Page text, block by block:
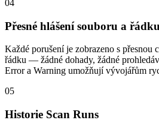
04
Přesné hlášení souboru a řádku
Každé porušení je zobrazeno s přesnou
řádku — žádné dohady, žádné
Error a Warning umožňují vývojářům
05
Historie Scan Runs